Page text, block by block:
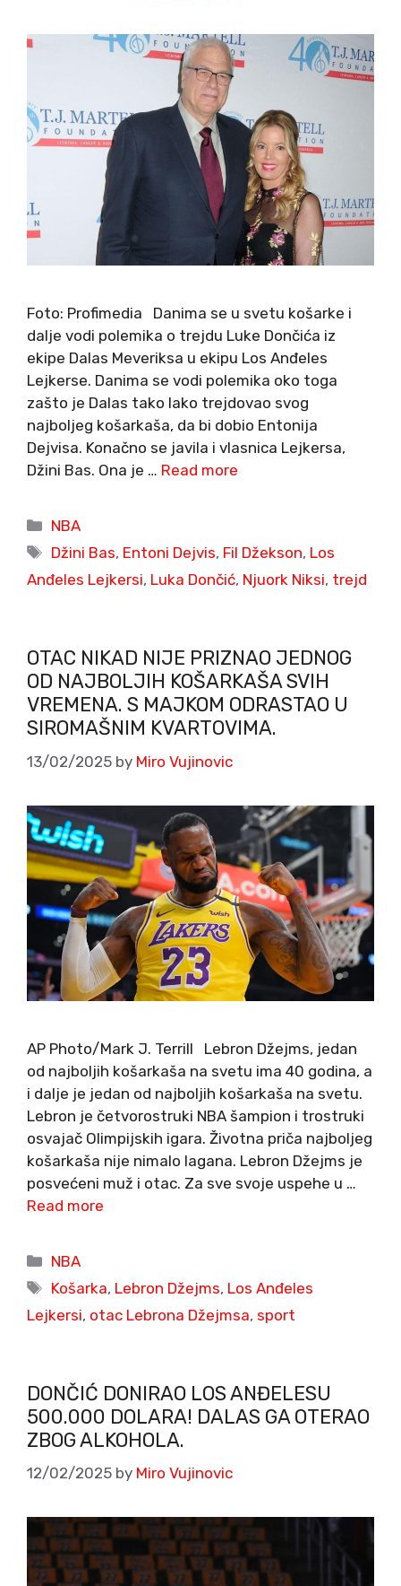
Foto: Profimedia Danima se u svetu košarke i
dalje vodi polemika o trejdu Luke Dončića iz
ekipe Dalas Meveriksa u ekipu Los Anđeles
Lejkerse. Danima se vodi polemika oko toga
zašto je Dalas tako lako trejdovao svog
najboljeg košarkaša, da bi dobio Entonija
Dejvisa. Konačno se javila i vlasnica Lejkersa,
Džini Bas. Ona je … Read more
Categories
NBA
Tags
Džini Bas, Entoni Dejvis, Fil Džekson, Los
Anđeles Lejkersi, Luka Dončić, Njuork Niksi, trejd
OTAC NIKAD NIJE PRIZNAO JEDNOG
OD NAJBOLJIH KOŠARKAŠA SVIH
VREMENA. S MAJKOM ODRASTAO U
SIROMAŠNIM KVARTOVIMA.
13/02/2025 by Miro Vujinovic
AP Photo/Mark J. Terrill Lebron Džejms, jedan
od najboljih košarkaša na svetu ima 40 godina, a
i dalje je jedan od najboljih košarkaša na svetu.
Lebron je četvorostruki NBA šampion i trostruki
osvajač Olimpijskih igara. Životna priča najboljeg
košarkaša nije nimalo lagana. Lebron Džejms je
posvećeni muž i otac. Za sve svoje uspehe u …
Read more
Categories
NBA
Tags
Košarka, Lebron Džejms, Los Anđeles
Lejkersi, otac Lebrona Džejmsa, sport
DONČIĆ DONIRAO LOS ANĐELESU
500.000 DOLARA! DALAS GA OTERAO
ZBOG ALKOHOLA.
12/02/2025 by Miro Vujinovic